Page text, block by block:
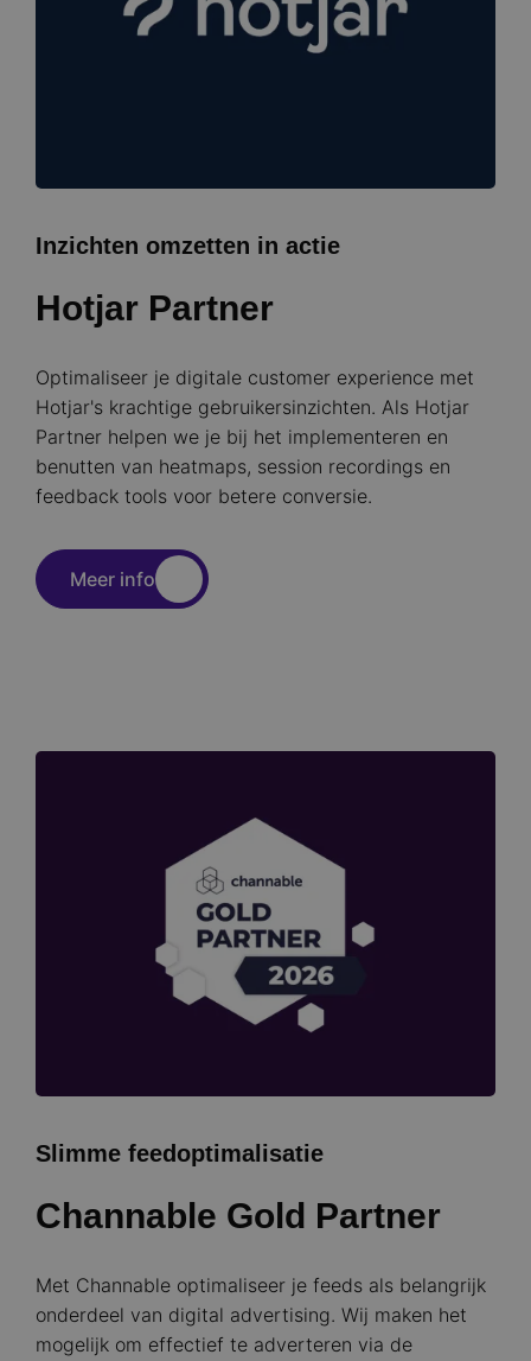
Inzichten omzetten in actie
Hotjar Partner
Optimaliseer je digitale customer experience met
Hotjar's krachtige gebruikersinzichten. Als Hotjar
Partner helpen we je bij het implementeren en
benutten van heatmaps, session recordings en
feedback tools voor betere conversie.
Meer info
Slimme feedoptimalisatie
Channable Gold Partner
Met Channable optimaliseer je feeds als belangrijk
onderdeel van digital advertising. Wij maken het
mogelijk om effectief te adverteren via de